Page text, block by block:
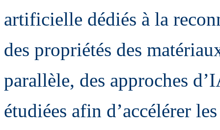
artificielle dédiés à la
des propriétés des
parallèle, des approches
étudiées afin d’accélérer